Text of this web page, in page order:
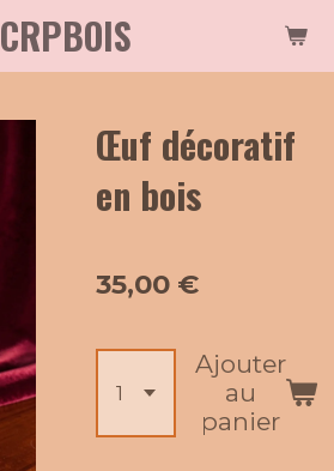
CRPBOIS
Œuf décoratif
en bois
35,00 €
Ajouter
au
panier